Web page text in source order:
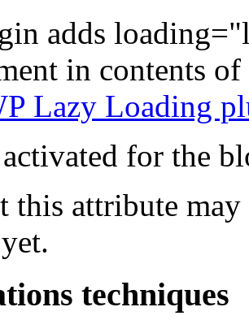
adds
in contents
Lazy Loading
for the
this attribute may
yet.
techniques